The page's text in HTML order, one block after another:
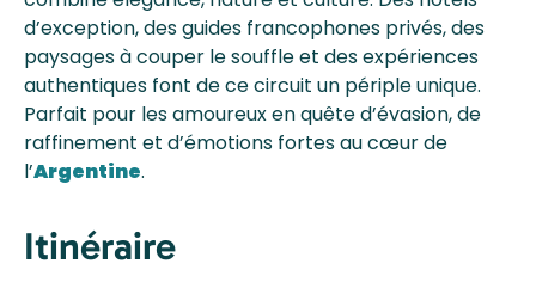
d’exception, des guides francophones privés, des
paysages à couper le souffle et des expériences
authentiques font de ce circuit un périple unique.
Parfait pour les amoureux en quête d’évasion, de
raffinement et d’émotions fortes au cœur de
l’Argentine.
Itinéraire